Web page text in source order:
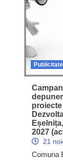
Publicitate
2027
21
Comuna